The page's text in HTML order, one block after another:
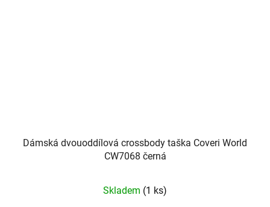
Dámská dvouoddílová crossbody taška Coveri World
CW7068 černá
Skladem (1 ks)